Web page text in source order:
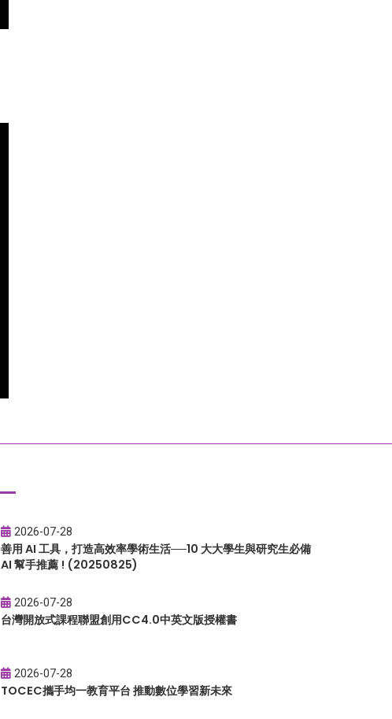
2026-07-28
善用 AI 工具，打造高效率學術生活──10 大大學生與研究生必備
AI 幫手推薦 ! (20250825)
2026-07-28
台灣開放式課程聯盟創用CC4.0中英文版授權書
2026-07-28
TOCEC攜手均一教育平台 推動數位學習新未來